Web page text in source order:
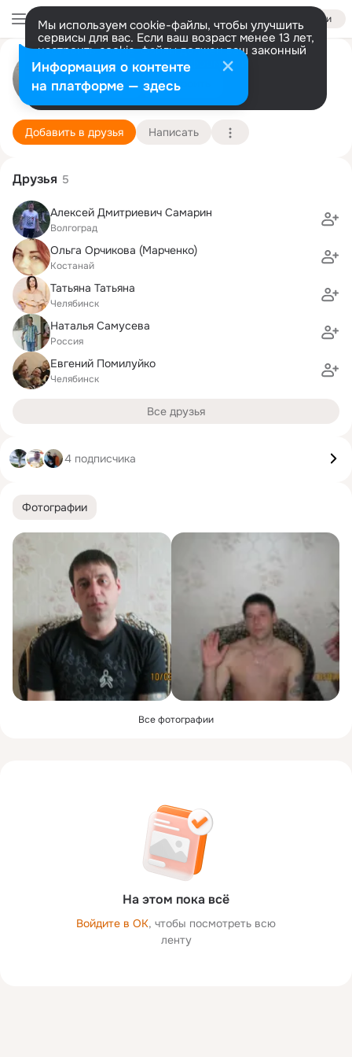
Войти
Мы используем cookie-файлы, чтобы улучшить
сервисы для вас. Если ваш возраст менее 13 лет,
настроить cookie-файлы должен ваш законный
представитель. Больше информации
Разрешить все Настроить
Александр Бакулев
ижевск 31 июля (48 лет)
Добавить в друзья Написать
Фотографии
Все фотографии
На этом пока всё
Войдите в ОК, чтобы посмотреть всю
ленту
Друзья 5
Алексей Дмитриевич Самарин
Волгоград
Ольга Орчикова (Марченко)
Костанай
Татьяна Татьяна
Челябинск
Наталья Самусева
Россия
Евгений Помилуйко
Челябинск
Все друзья
4 подписчика
Информация о контенте
на платформе — здесь